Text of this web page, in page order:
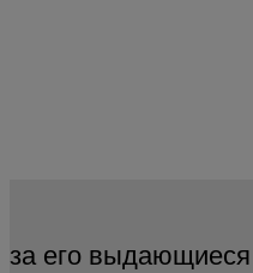
за его